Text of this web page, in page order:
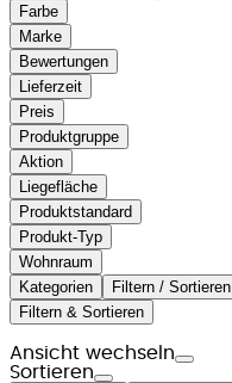
Farbe
Marke
Bewertungen
Lieferzeit
Preis
Produktgruppe
Aktion
Liegefläche
Produktstandard
Produkt-Typ
Wohnraum
Kategorien
Filtern / Sortieren
Filtern & Sortieren
Ansicht wechseln
Sortieren